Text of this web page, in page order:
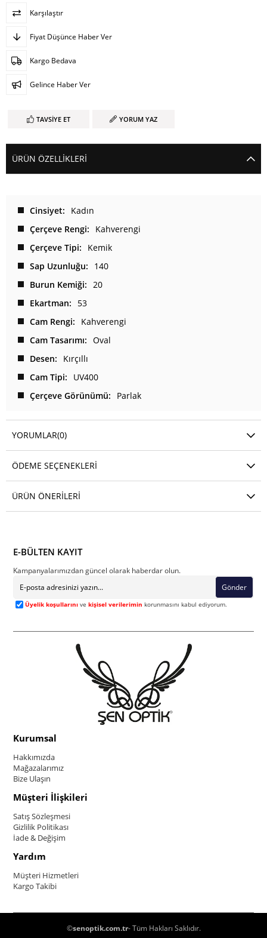
Karşılaştır
Fiyat Düşünce Haber Ver
Kargo Bedava
Gelince Haber Ver
TAVSIYE ET YORUM YAZ
ÜRÜN ÖZELLIKLERI
Cinsiyet
Kadın
Çerçeve Rengi
Kahverengi
Çerçeve Tipi
Kemik
Sap Uzunluğu
140
Burun Kemiği
20
Ekartman
53
Cam Rengi
Kahverengi
Cam Tasarımı
Oval
Desen
Kırçıllı
Cam Tipi
UV400
Çerçeve Görünümü
Parlak
YORUMLAR(0)
ÖDEME SEÇENEKLERI
ÜRÜN ÖNERILERI
E-BÜLTEN KAYIT
Kampanyalarımızdan güncel olarak haberdar olun.
Gönder
Üyelik koşullarını vekişisel verilerimin korunmasını kabul ediyorum.
Kurumsal
Hakkımızda
Mağazalarımız
Bize Ulaşın
Müşteri İlişkileri
Satış Sözleşmesi
Gizlilik Politikası
İade & Değişim
Yardım
Müşteri Hizmetleri
Kargo Takibi
©senoptik.com.tr- Tüm Hakları Saklıdır.